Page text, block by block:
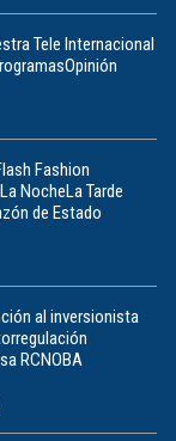
Tele Internacional
Opinión
Fashion
La NocheLa Tarde
de Estado
al inversionista
RCNOBA